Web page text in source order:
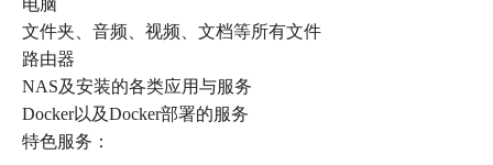
电脑
文件夹、音频、视频、文档等所有文件
路由器
NAS及安装的各类应用与服务
Docker以及Docker部署的服务
特色服务：